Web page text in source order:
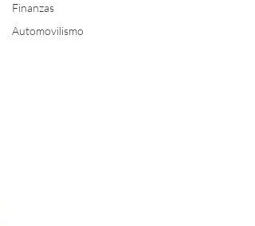
Finanzas
Automovilismo